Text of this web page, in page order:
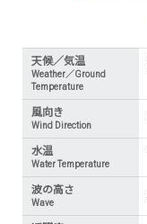
天候／気温
Weather／Ground
Temperature
風向き
Wind Direction
水温
Water Temperature
波の高さ
Wave